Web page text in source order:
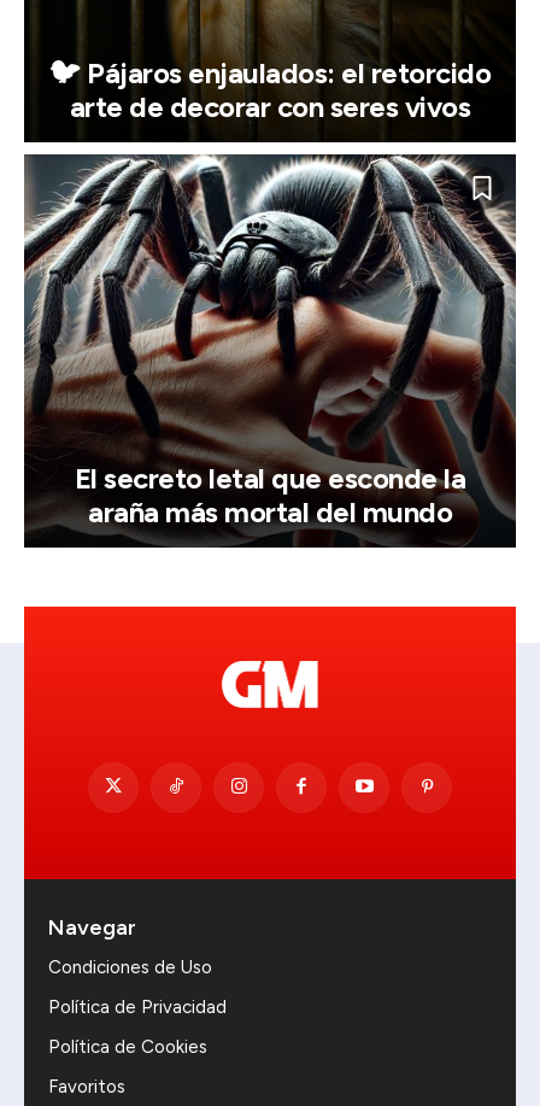
🐦 Pájaros enjaulados: el retorcido
arte de decorar con seres vivos
El secreto letal que esconde la
araña más mortal del mundo
Navegar
Condiciones de Uso
Política de Privacidad
Política de Cookies
Favoritos